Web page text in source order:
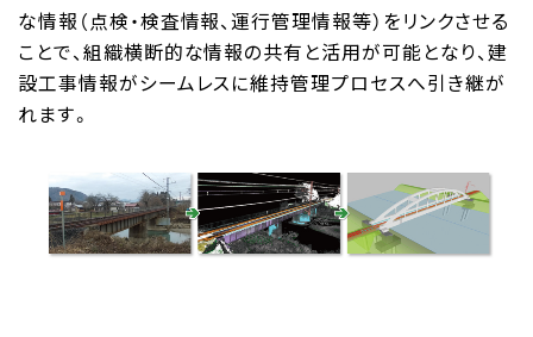
な情報（点検・検査情報、運行管理情報等）をリンクさせる
ことで、組織横断的な情報の共有と活用が可能となり、建
設工事情報がシームレスに維持管理プロセスへ引き継が
れます。